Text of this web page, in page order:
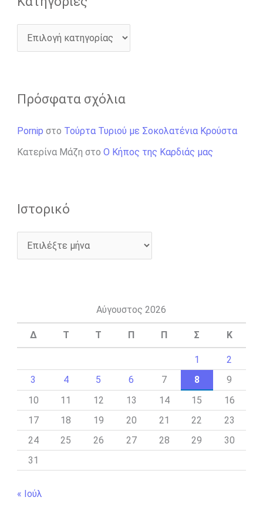
Πρόσφατα σχόλια
Pornip στο Τούρτα Τυριού με Σοκολατένια Κρούστα
Κατερίνα Μάζη στο Ο Κήπος της Καρδιάς μας
Ιστορικό
Αύγουστος 2026
Δ Τ Τ Π Π Σ Κ
1
2
3
4 5 6 7 8
9
10
11 12 13 14 15
16
17
18 19 20 21 22
23
24
25 26 27 28 29
30
31
« Ιούλ